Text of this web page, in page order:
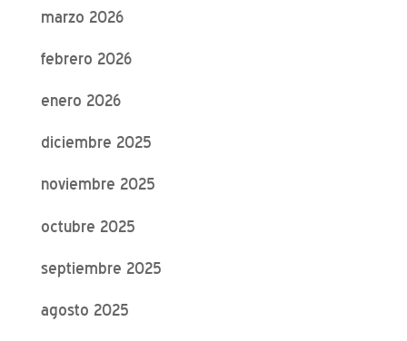
marzo 2026
febrero 2026
enero 2026
diciembre 2025
noviembre 2025
octubre 2025
septiembre 2025
agosto 2025